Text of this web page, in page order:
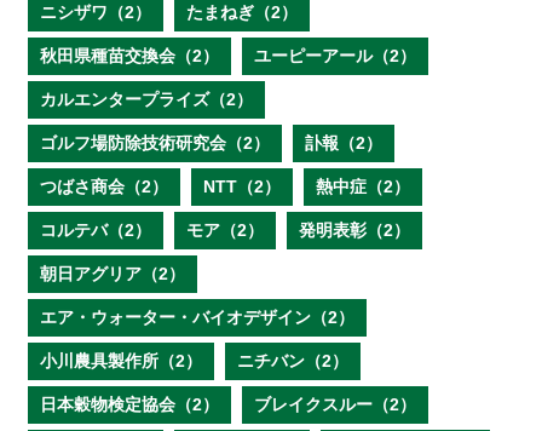
ニシザワ（2） たまねぎ（2）
秋田県種苗交換会（2） ユーピーアール（2）
カルエンタープライズ（2）
ゴルフ場防除技術研究会（2） 訃報（2）
つばさ商会（2） NTT（2） 熱中症（2）
コルテバ（2） モア（2） 発明表彰（2）
朝日アグリア（2）
エア・ウォーター・バイオデザイン（2）
小川農具製作所（2） ニチバン（2）
日本穀物検定協会（2） ブレイクスルー（2）